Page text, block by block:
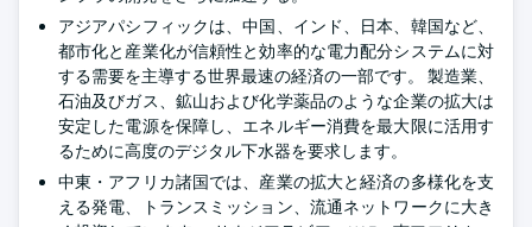
アジアパシフィックは、中国、インド、日本、韓国など、
都市化と産業化が信頼性と効率的な電力配分システムに対
する需要を主導する世界最速の経済の一部です。 製造業、
石油及びガス、鉱山および化学薬品のような企業の拡大は
安定した電源を保障し、エネルギー消費を最大限に活用す
るために高度のデジタル下水器を要求します。
中東・アフリカ諸国では、産業の拡大と経済の多様化を支
える発電、トランスミッション、流通ネットワークに大き